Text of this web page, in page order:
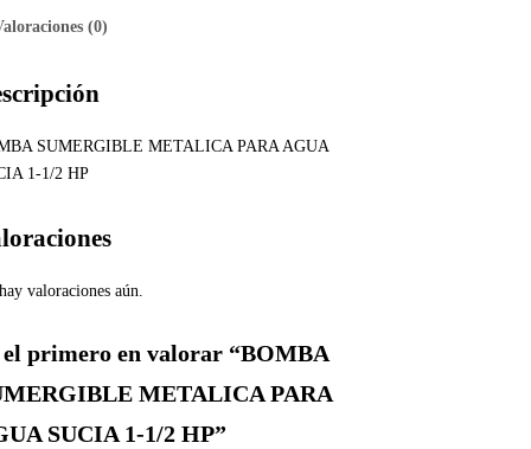
(0)
SUMERGIBLE METALICA PARA AGUA
1-1/2 HP
valoraciones aún.
el primero en valorar “BOMBA
METALICA PARA
SUCIA 1-1/2 HP”